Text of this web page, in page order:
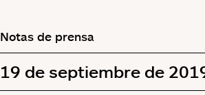
Notas de prensa
19 de septiembre de